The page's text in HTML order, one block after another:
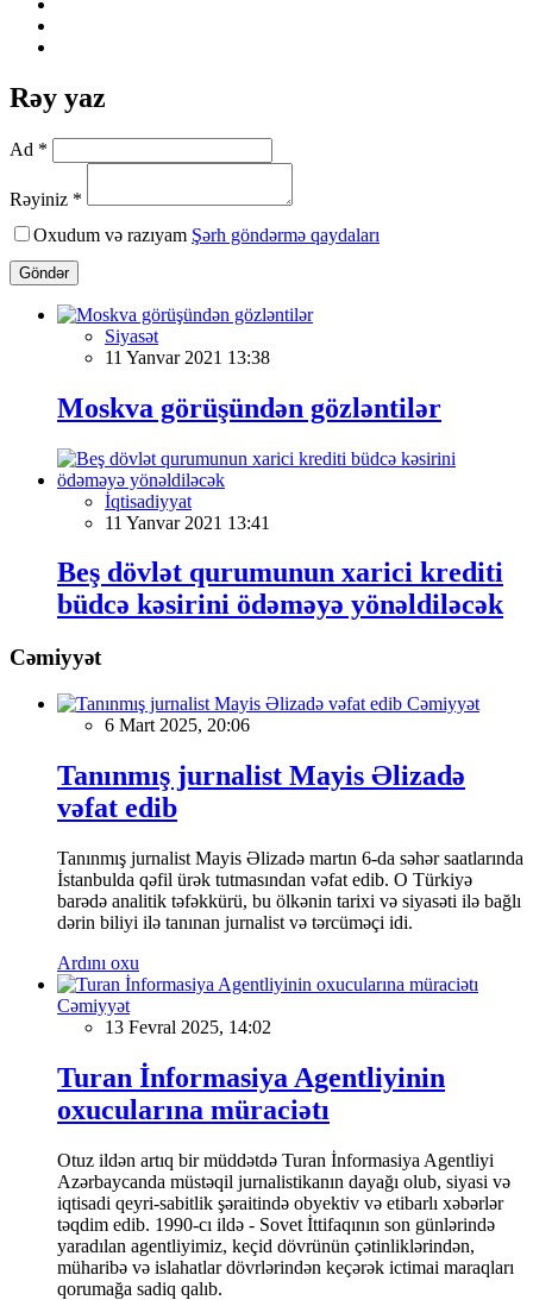
Rəy yaz
Ad *
Rəyiniz *
Oxudum və razıyam Şərh göndərmə qaydaları
Göndər
Siyasət
11 Yanvar 2021 13:38
Moskva görüşündən gözləntilər
İqtisadiyyat
11 Yanvar 2021 13:41
Beş dövlət qurumunun xarici krediti
büdcə kəsirini ödəməyə yönəldiləcək
Cəmiyyət
Cəmiyyət
6 Mart 2025, 20:06
Tanınmış jurnalist Mayis Əlizadə
vəfat edib
Tanınmış jurnalist Mayis Əlizadə martın 6-da səhər saatlarında
İstanbulda qəfil ürək tutmasından vəfat edib. O Türkiyə
barədə analitik təfəkkürü, bu ölkənin tarixi və siyasəti ilə bağlı
dərin biliyi ilə tanınan jurnalist və tərcüməçi idi.
Ardını oxu
Cəmiyyət
13 Fevral 2025, 14:02
Turan İnformasiya Agentliyinin
oxucularına müraciətı
Otuz ildən artıq bir müddətdə Turan İnformasiya Agentliyi
Azərbaycanda müstəqil jurnalistikanın dayağı olub, siyasi və
iqtisadi qeyri-sabitlik şəraitində obyektiv və etibarlı xəbərlər
təqdim edib. 1990-cı ildə - Sovet İttifaqının son günlərində
yaradılan agentliyimiz, keçid dövrünün çətinliklərindən,
müharibə və islahatlar dövrlərindən keçərək ictimai maraqları
qorumağa sadiq qalıb.